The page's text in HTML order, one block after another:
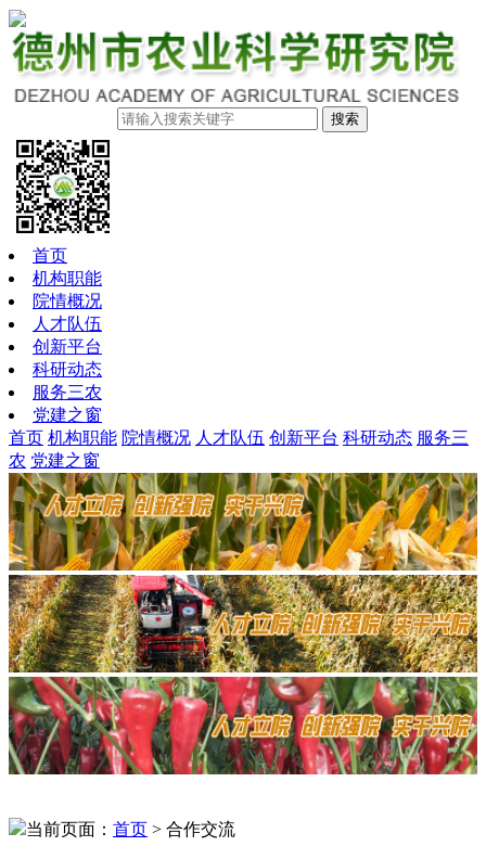
搜索
首页
机构职能
院情概况
人才队伍
创新平台
科研动态
服务三农
党建之窗
首页 机构职能 院情概况 人才队伍 创新平台 科研动态 服务三
农 党建之窗
当前页面： 首页 > 合作交流